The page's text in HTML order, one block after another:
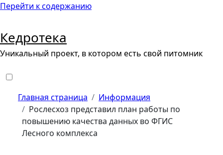
Перейти к содержанию
Кедротека
Уникальный проект, в котором есть свой питомник
Главная страница
Информация
Рослесхоз представил план работы по
повышению качества данных во ФГИС
Лесного комплекса